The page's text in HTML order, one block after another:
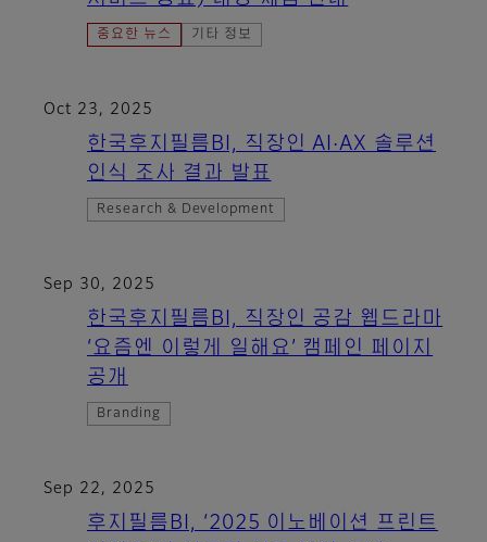
중요한 뉴스 기타 정보
Oct 23, 2025
한국후지필름BI, 직장인 AI·AX 솔루션
인식 조사 결과 발표
Research & Development
Sep 30, 2025
한국후지필름BI, 직장인 공감 웹드라마
‘요즘엔 이렇게 일해요’ 캠페인 페이지
공개
Branding
Sep 22, 2025
후지필름BI, ‘2025 이노베이션 프린트